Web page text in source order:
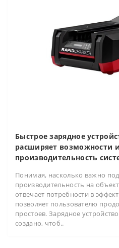
Быстрое зарядное
расширяет возможности
производительность
Понимая, насколько важно
производительность на
отвечает потребности в
позволяет пользователю
простоев. Зарядное
создано, чтоб..